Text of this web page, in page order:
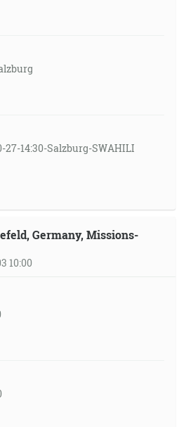
27-14:30-Salzburg-SWAHILI
Germany, Missions-
10:00